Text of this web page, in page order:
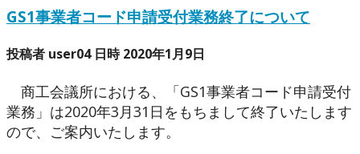
GS1事業者コード申請受付業務終了について
投稿者 user04 日時 2020年1月9日
商工会議所における、「GS1事業者コード申請受付
業務」は2020年3月31日をもちまして終了いたします
ので、ご案内いたします。